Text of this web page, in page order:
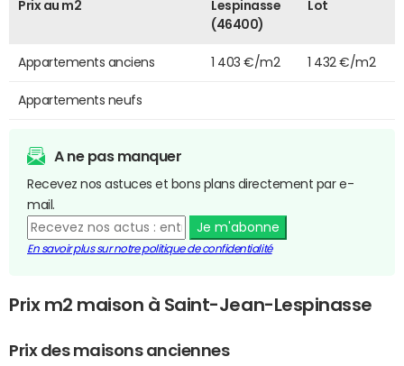
Prix au m2
Lespinasse
(46400)
Lot
Appartements anciens 1 403 €/m2 1 432 €/m2
Appartements neufs
A ne pas manquer
Recevez nos astuces et bons plans directement par e-
mail.
Je m'abonne
En savoir plus sur notre politique de confidentialité
Prix m2 maison à Saint-Jean-Lespinasse
Prix des maisons anciennes